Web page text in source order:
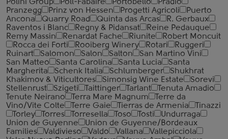
Polini Group
Poll-Fabaire Portobello
Pradio
Pranzegg
Prinz von Hessen Progetti Agricoli
Puerto
Ancona
Quarry Road Quinta das Arcas
R. Gerbaux
Raventos i Blanc
Regny & Pidansat
Reine Pedauque
Remy Massin
Renardat Fache Riunite
Robert Moncuit
Rocca dei Forti
Rooiberg Winery Rotari
Ruggeri
Ruinart
Salomon Salon Salton
San Martino Vini
San Matteo
Santa Carolina Santa Lucia
Santa
Margherita
Schenk Italia Schlumberger
Shukhrat
Khakimov & Viticultores
Simonsig Wine Estate
Sorevi
Stellenrust
Szigeti Taittinger Tarlant
Tenuta Amadio
Tenute Neirano
Terra Mare Magnum
Terre da
Vino/Vite Colte
Terre Gaie Tierras de Armenia
Tinazzi
Torley
Torres Torresella Toso Tosti
Undurraga
Union de Guyenne
Union de Guyenne/Bordeaux
Families
Valdivieso Valdo Vallana
Vallepicciola